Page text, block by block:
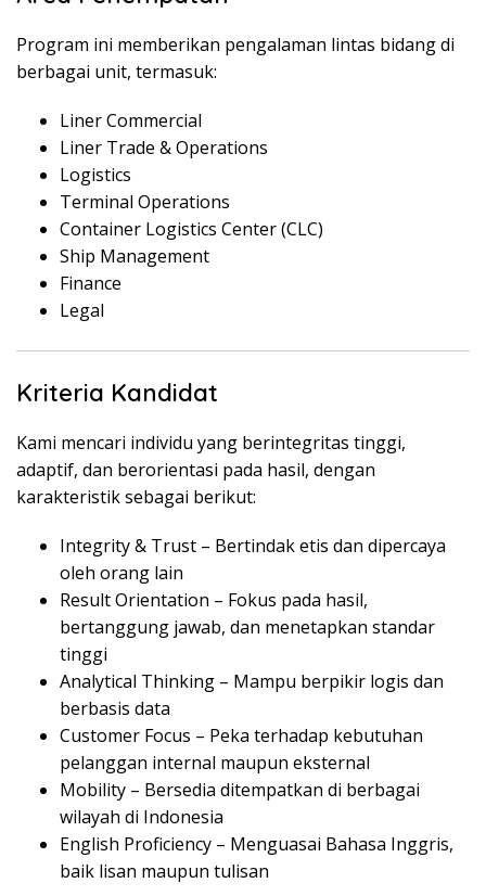
Program ini memberikan pengalaman lintas bidang di
berbagai unit, termasuk:
Liner Commercial
Liner Trade & Operations
Logistics
Terminal Operations
Container Logistics Center (CLC)
Ship Management
Finance
Legal
Kriteria Kandidat
Kami mencari individu yang berintegritas tinggi,
adaptif, dan berorientasi pada hasil, dengan
karakteristik sebagai berikut:
Integrity & Trust – Bertindak etis dan dipercaya
oleh orang lain
Result Orientation – Fokus pada hasil,
bertanggung jawab, dan menetapkan standar
tinggi
Analytical Thinking – Mampu berpikir logis dan
berbasis data
Customer Focus – Peka terhadap kebutuhan
pelanggan internal maupun eksternal
Mobility – Bersedia ditempatkan di berbagai
wilayah di Indonesia
English Proficiency – Menguasai Bahasa Inggris,
baik lisan maupun tulisan